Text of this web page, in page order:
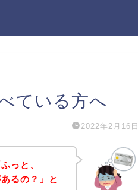
ている方へ
2022年2月16日
っと、
るの？」と